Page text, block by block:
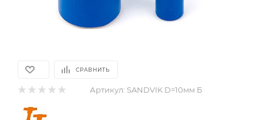
СРАВНИТЬ
Артикул: SANDVIK D=10мм Б